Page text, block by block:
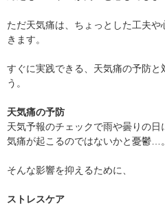
ただ天気痛は、ちょっとした工夫
きます。
すぐに実践できる、天気痛の予防と
う。
天気痛の予防
天気予報のチェックで雨や曇りの
気痛が起こるのではないかと憂鬱…。
そんな影響を抑えるために、
ストレスケア